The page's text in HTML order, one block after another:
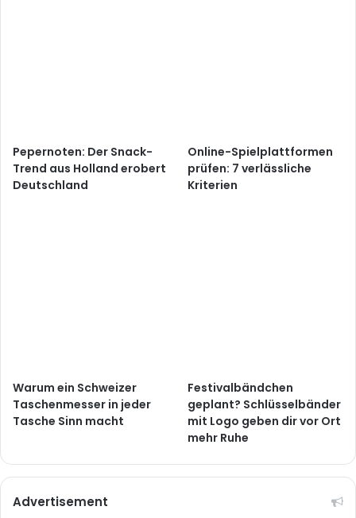
Pepernoten: Der Snack-
Trend aus Holland erobert
Deutschland
Online-Spielplattformen
prüfen: 7 verlässliche
Kriterien
Warum ein Schweizer
Taschenmesser in jeder
Tasche Sinn macht
Festivalbändchen
geplant? Schlüsselbänder
mit Logo geben dir vor Ort
mehr Ruhe
Advertisement